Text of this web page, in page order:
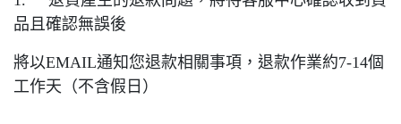
品且確認無誤後
將以EMAIL通知您退款相關事項，退款作業約7-14個
工作天（不含假日）